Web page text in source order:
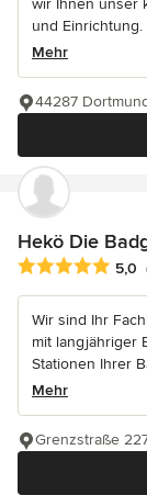
und Einrichtung.
Mehr
44287
Hekö Die
5,0
Wir sind Ihr
mit langjähriger
Stationen Ihrer
Mehr
Grenzstraße